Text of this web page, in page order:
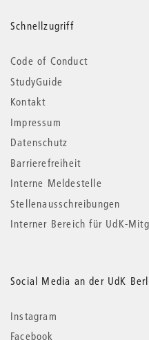
Schnellzugriff
Code of Conduct
StudyGuide
Kontakt
Impressum
Datenschutz
Barrierefreiheit
Interne Meldestelle
Stellenausschreibungen
Interner Bereich für UdK-
Social Media an der UdK
Instagram
Facebook